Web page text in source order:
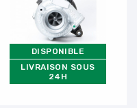
DISPONIBLE
LIVRAISON SOUS
24H